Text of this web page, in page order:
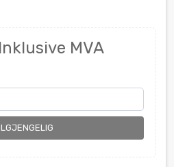
Inklusive MVA